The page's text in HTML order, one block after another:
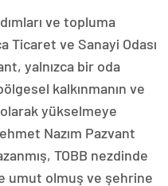
ve topluma
Ticaret ve Sanayi Odası
yalnızca bir oda
kalkınmanın ve
yükselmeye
Nazım Pazvant
TOBB nezdinde
umut olmuş ve şehrine